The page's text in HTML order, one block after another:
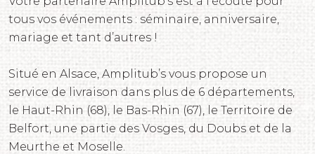
tous vos événements : séminaire, anniversaire,
mariage et tant d’autres !
Situé en Alsace, Amplitub’s vous propose un
service de livraison dans plus de 6 départements,
le Haut-Rhin (68), le Bas-Rhin (67), le Territoire de
Belfort, une partie des Vosges, du Doubs et de la
Meurthe et Moselle.